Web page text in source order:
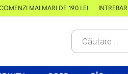
MAI MARI DE 190 LEI ÎNTREBĂRI